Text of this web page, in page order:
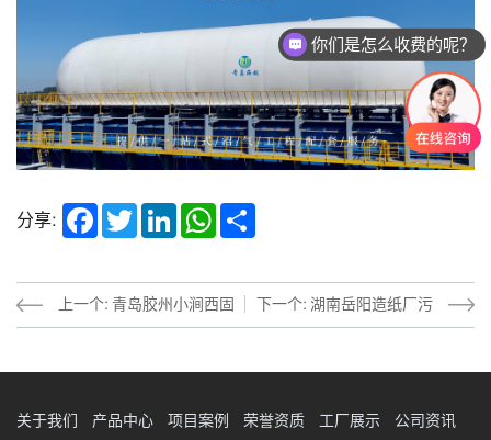
分享: Facebook
TwitterLinkedInWhatsApp
上一个: 青岛胶州小涧西固
下一个: 湖南岳阳造纸厂污
关于我们 产品中心 项目案例 荣誉资质 工厂展示
公司资讯
你们是怎么收费的呢？